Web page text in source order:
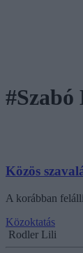
Közös
A korábban
Közoktatás
Rodler Lili